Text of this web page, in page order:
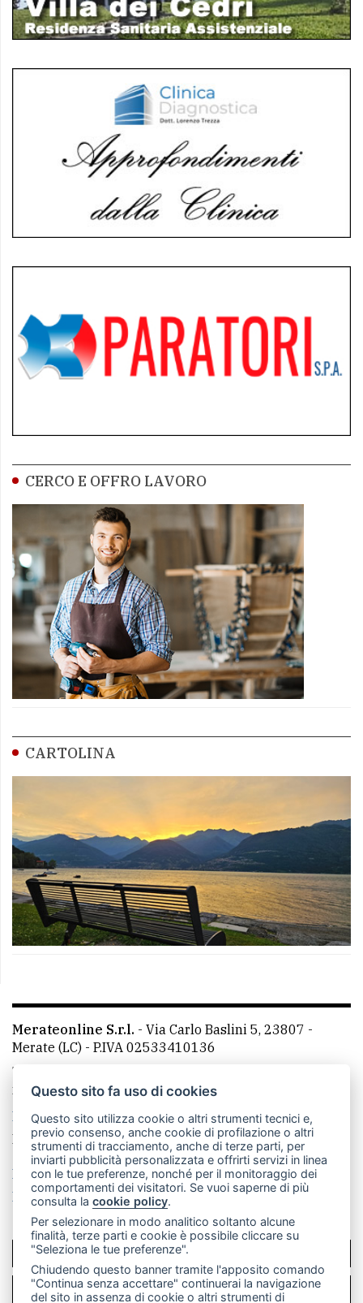
CERCO E OFFRO LAVORO
CARTOLINA
Merateonline S.r.l. - Via Carlo Baslini 5, 23807 -
Merate (LC) - P.IVA 02533410136
Telefono:
mail: redazione@leccoonline.com
La redazione
MerateOnline CasateOnline
RSS
Made by VIP
Privacy policy
Cookie policy
Rivedi le tue scelte sui cookie
SCRIVICI
PER LA TUA PUBBLICITÀ
Questo sito fa uso di cookies
Questo sito utilizza cookie o altri strumenti tecnici e,
previo consenso, anche cookie di profilazione o altri
strumenti di tracciamento, anche di terze parti, per
inviarti pubblicità personalizzata e offrirti servizi in linea
con le tue preferenze, nonché per il monitoraggio dei
comportamenti dei visitatori. Se vuoi saperne di più
consulta lacookie policy.
Per selezionare in modo analitico soltanto alcune
finalità, terze parti e cookie è possibile cliccare su
"Seleziona le tue preferenze".
Chiudendo questo banner tramite l'apposito comando
"Continua senza accettare" continuerai la navigazione
del sito in assenza di cookie o altri strumenti di